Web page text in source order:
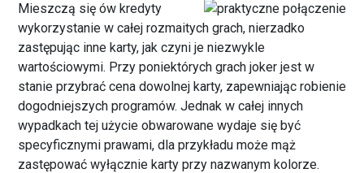
Mieszczą się ów kredyty
wykorzystanie w całej rozmaitych grach, nierzadko
zastępując inne karty, jak czyni je niezwykle
wartościowymi. Przy poniektórych grach joker jest w
stanie przybrać cena dowolnej karty, zapewniając robienie
dogodniejszych programów. Jednak w całej innych
wypadkach tej użycie obwarowane wydaje się być
specyficznymi prawami, dla przykładu może mąż
zastępować wyłącznie karty przy nazwanym kolorze.